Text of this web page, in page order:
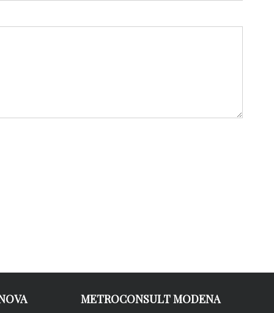
METROCONSULT MODENA